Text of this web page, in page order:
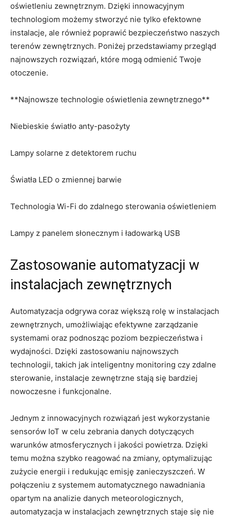
oświetleniu zewnętrznym. ⁢Dzięki⁣ innowacyjnym
technologiom możemy ‌stworzyć ​nie tylko efektowne
instalacje, ale również poprawić ⁤bezpieczeństwo naszych
‌terenów zewnętrznych. Poniżej przedstawiamy przegląd
najnowszych ⁢rozwiązań, które mogą odmienić‍ Twoje
otoczenie.
**Najnowsze technologie oświetlenia zewnętrznego**
Niebieskie‌ światło‍ anty-pasożyty
Lampy‌ solarne z detektorem‍ ruchu
Światła LED ​o zmiennej⁢ barwie
Technologia Wi-Fi do zdalnego sterowania oświetleniem
Lampy z panelem słonecznym i‍ ładowarką USB
Zastosowanie automatyzacji⁢ w
instalacjach zewnętrznych
Automatyzacja odgrywa coraz⁤ większą rolę w instalacjach
zewnętrznych, ​umożliwiając efektywne zarządzanie
systemami oraz ‌podnosząc​ poziom bezpieczeństwa i‌
wydajności. Dzięki zastosowaniu najnowszych
technologii, takich jak inteligentny monitoring czy ⁣zdalne
sterowanie, instalacje zewnętrzne stają ⁣się bardziej
nowoczesne i funkcjonalne.
Jednym z innowacyjnych rozwiązań⁤ jest wykorzystanie
sensorów IoT ‍w celu zebrania danych dotyczących⁢
warunków‍ atmosferycznych i jakości powietrza. Dzięki
temu⁤ można szybko reagować na zmiany, optymalizując
zużycie energii i redukując emisję zanieczyszczeń. W
połączeniu z systemem automatycznego nawadniania
opartym na analizie ⁢danych meteorologicznych,
automatyzacja⁤ w instalacjach zewnętrznych staje się nie​